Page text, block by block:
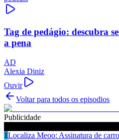
Tag de pedágio: descubra
a pena
AD
Alexia Diniz
Ouvir
Voltar para todos os episodios
Publicidade
1Localiza Meoo: Assinatura de